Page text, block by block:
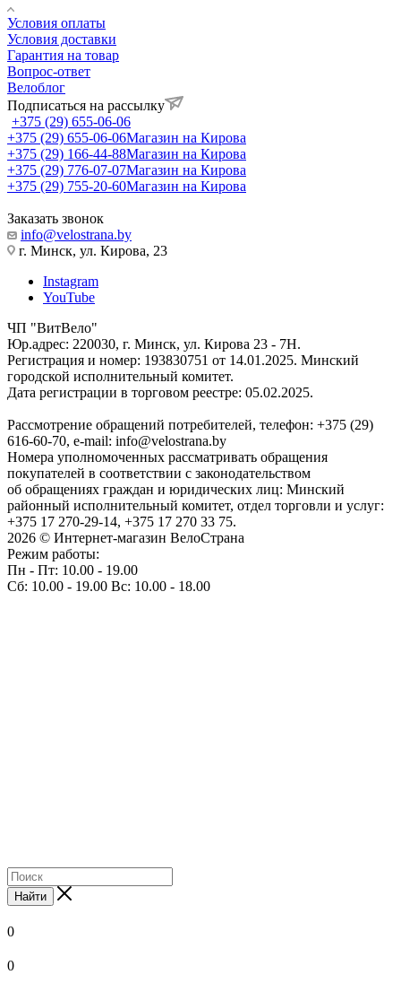
Условия оплаты
Условия доставки
Гарантия на товар
Вопрос-ответ
Велоблог
Подписаться на рассылку
+375 (29) 655-06-06
+375 (29) 655-06-06Магазин на Кирова
+375 (29) 166-44-88Магазин на Кирова
+375 (29) 776-07-07Магазин на Кирова
+375 (29) 755-20-60Магазин на Кирова
Заказать звонок
info@velostrana.by
г. Минск, ул. Кирова, 23
Instagram
YouTube
ЧП "ВитВело"
Юр.адрес: 220030, г. Минск, ул. Кирова 23 - 7Н.
Регистрация и номер: 193830751 от 14.01.2025. Минский
городской исполнительный комитет.
Дата регистрации в торговом реестре: 05.02.2025.
Рассмотрение обращений потребителей, телефон: +375 (29)
616-60-70, e-mail: info@velostrana.by
Номера уполномоченных рассматривать обращения
покупателей в соответствии с законодательством
об обращениях граждан и юридических лиц: Минский
районный исполнительный комитет, отдел торговли и услуг:
+375 17 270-29-14, +375 17 270 33 75.
2026 © Интернет-магазин ВелоСтрана
Режим работы:
Пн - Пт: 10.00 - 19.00
Сб: 10.00 - 19.00 Вс: 10.00 - 18.00
Найти
0
0